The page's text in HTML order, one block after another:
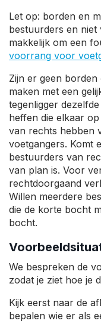
Let op: borden en
bestuurders en
makkelijk om een
voorrang voor
Zijn er geen
maken met een
tegenligger
heffen die elkaar
van rechts hebben
voetgangers. Komt
bestuurders van
van plan is. Voor
rechtdoorgaand
Willen meerdere
die de korte bocht
bocht.
We bespreken de
zodat je ziet hoe je
Kijk eerst naar de
bepalen wie er als